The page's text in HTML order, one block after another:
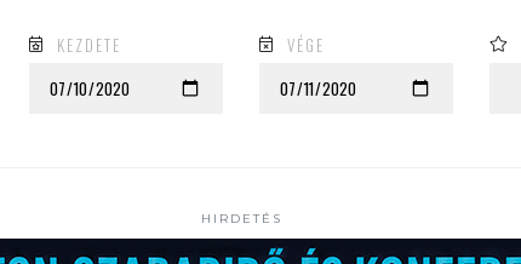
KEZDETE VÉGE
HIRDETÉS